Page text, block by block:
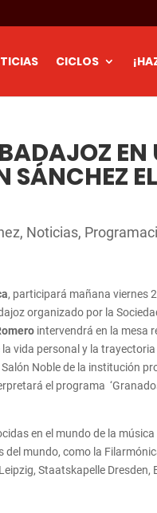
CICLOS
EN
SÁNCHEZ
, Noticias,
, participará mañana viernes
organizado por la
intervendrá en la mesa
vida personal y la
Noble de la institución
el programa
en el mundo de la
mundo, como la
Staatskapelle Dresden,